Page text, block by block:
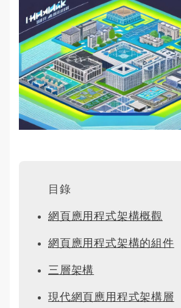
目錄
網頁應用程式架構概觀
網頁應用程式架構的組件
三層架構
現代網頁應用程式架構層